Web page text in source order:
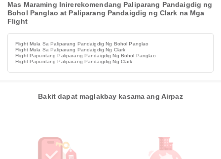
Mas Maraming Inirerekomendang Paliparang Pandaigdig ng
Bohol Panglao at Paliparang Pandaigdig ng Clark na Mga
Flight
Flight Mula Sa Paliparang Pandaigdig Ng Bohol Panglao
Flight Mula Sa Paliparang Pandaigdig Ng Clark
Flight Papuntang Paliparang Pandaigdig Ng Bohol Panglao
Flight Papuntang Paliparang Pandaigdig Ng Clark
Bakit dapat maglakbay kasama ang Airpaz